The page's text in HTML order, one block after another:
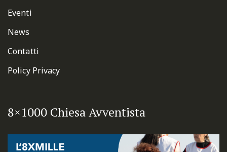
Eventi
News
Contatti
Policy Privacy
8×1000 Chiesa Avventista